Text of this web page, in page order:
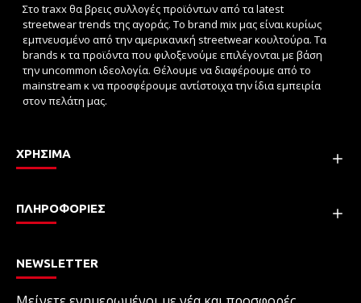
Στο traxx θα βρεις συλλογές προϊόντων από τα latest
streetwear trends της αγοράς. Το brand mix μας είναι κυρίως
εμπνευσμένο από την αμερικανική streetwear κουλτούρα. Τα
brands κ τα προϊόντα που φιλοξενούμε επιλέγονται με βάση
την uncommon ιδεολογία. Θέλουμε να διαφέρουμε από το
mainstream κ να προσφέρουμε αντίστοιχα την ίδια εμπειρία
στον πελάτη μας.
ΧΡΗΣΙΜΑ
ΠΛΗΡΟΦΟΡΙΕΣ
NEWSLETTER